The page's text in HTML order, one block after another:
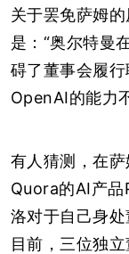
关于罢免萨姆
是：“奥尔特曼
碍了董事会履
OpenAI的能力
有人猜测，在萨
Quora的AI产品
洛对于自己身处
目前，三位独